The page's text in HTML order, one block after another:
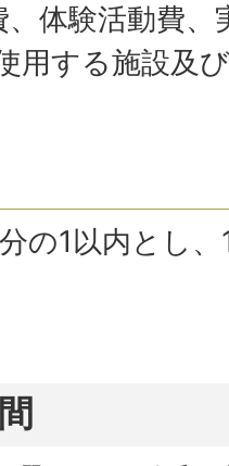
体験活動費
用する施設及
の1以内とし